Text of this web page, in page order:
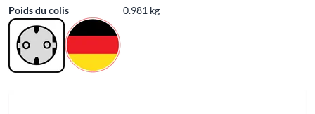
Poids du colis
0.981 kg